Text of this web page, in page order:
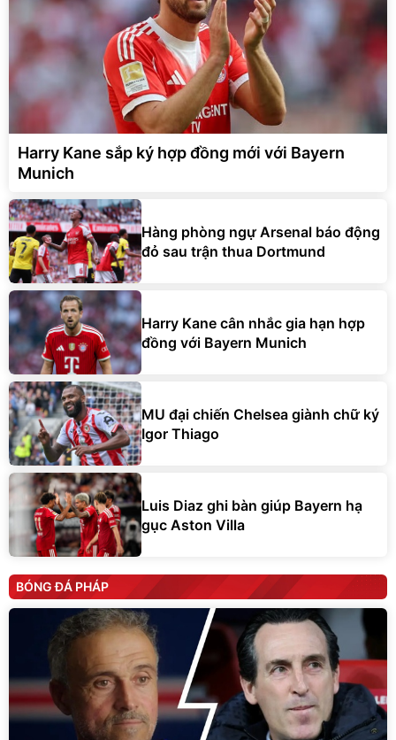
Harry Kane sắp ký hợp đồng mới với Bayern
Munich
Hàng phòng ngự Arsenal báo động
đỏ sau trận thua Dortmund
Harry Kane cân nhắc gia hạn hợp
đồng với Bayern Munich
MU đại chiến Chelsea giành chữ ký
Igor Thiago
Luis Diaz ghi bàn giúp Bayern hạ
gục Aston Villa
BÓNG ĐÁ PHÁP